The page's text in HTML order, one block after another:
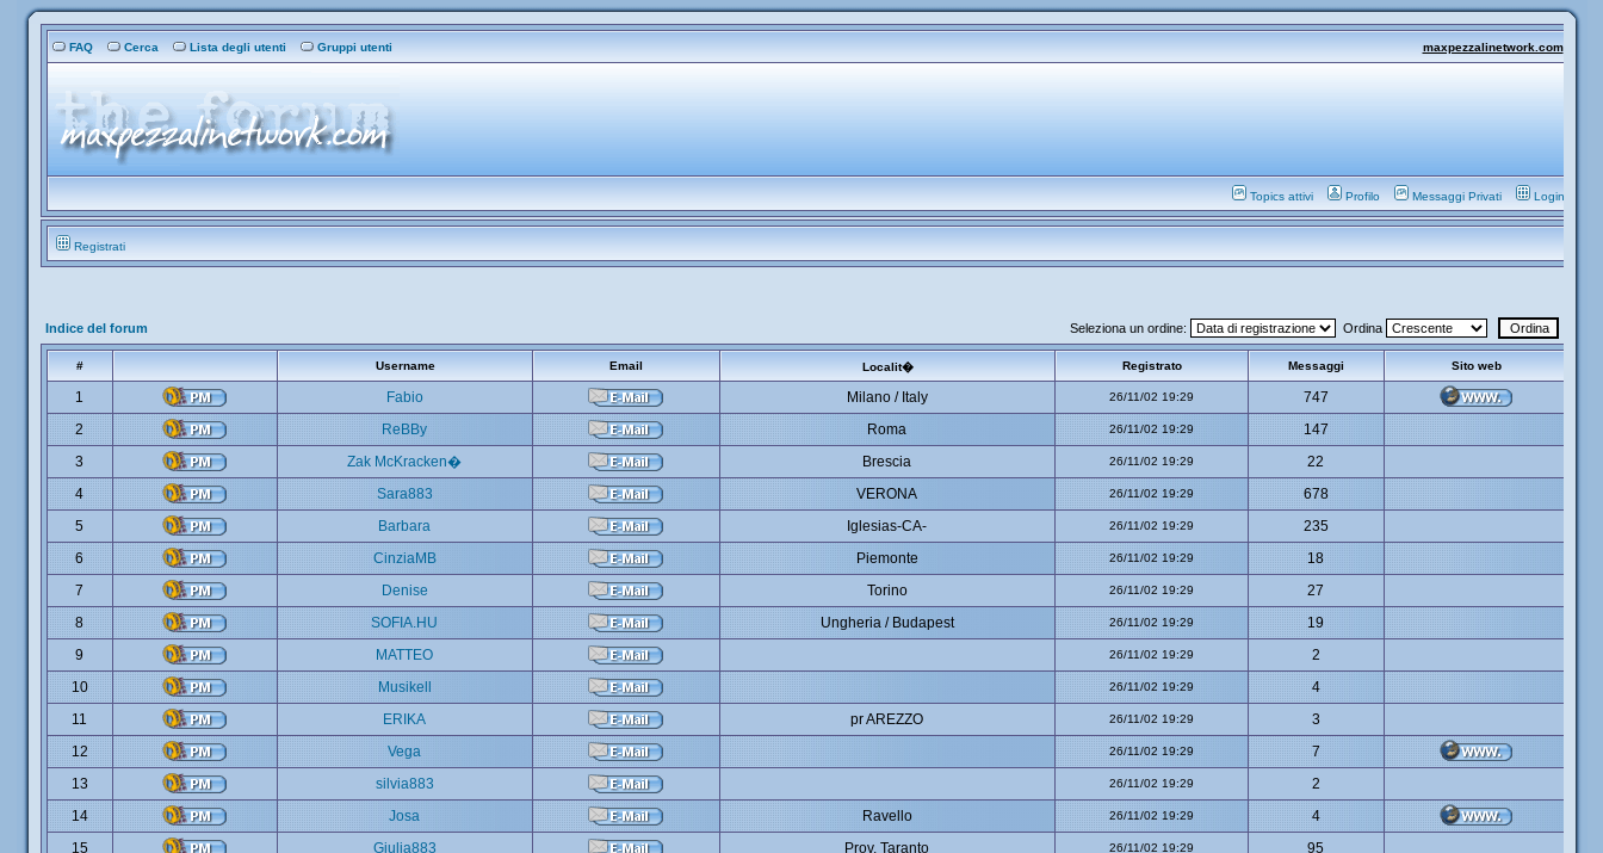
FAQ Cerca Lista degli utenti Gruppi utenti maxpezzalinetwork.com
Topics attivi Profilo Messaggi Privati Login
Registrati
Indice del forum Seleziona un ordine: Ordina
# Username Email Localit� Registrato Messaggi Sito web
1 Fabio Milano / Italy 26/11/02 19:29
747
2
ReBBy Roma 26/11/02 19:29
147
3
Zak McKracken� Brescia 26/11/02 19:29
22
4
Sara883 VERONA 26/11/02 19:29
678
5
Barbara Iglesias-CA- 26/11/02 19:29
235
6
CinziaMB Piemonte 26/11/02 19:29
18
7
Denise Torino 26/11/02 19:29
27
8
SOFIA.HU Ungheria / Budapest 26/11/02 19:29
19
9
MATTEO 26/11/02 19:29
2
10
Musikell 26/11/02 19:29
4
11
ERIKA pr AREZZO 26/11/02 19:29
3
12
Vega 26/11/02 19:29
7
13
silvia883 26/11/02 19:29
2
14
Josa Ravello 26/11/02 19:29
4
15
Giulia883 Prov. Taranto 26/11/02 19:29
95